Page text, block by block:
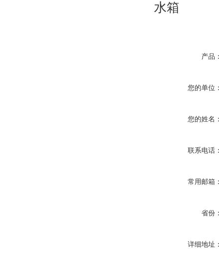
水箱
产品
您的单位
您的姓名
联系电话
常用邮箱
省份
详细地址